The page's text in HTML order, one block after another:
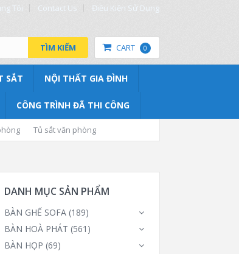
Tôi Contact Us Điều Kiện Sử Dụng
CART 0
TÌM KIẾM
SẮT NỘI THẤT GIA ĐÌNH
CÔNG TRÌNH ĐÃ THI CÔNG
Tủ sắt văn phòng
DANH MỤC SẢN PHẨM
BÀN GHẾ SOFA (189)
BÀN HOÀ PHÁT (561)
BÀN HỌP (69)